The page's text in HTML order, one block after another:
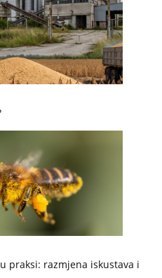
praksi: razmjena iskustava i